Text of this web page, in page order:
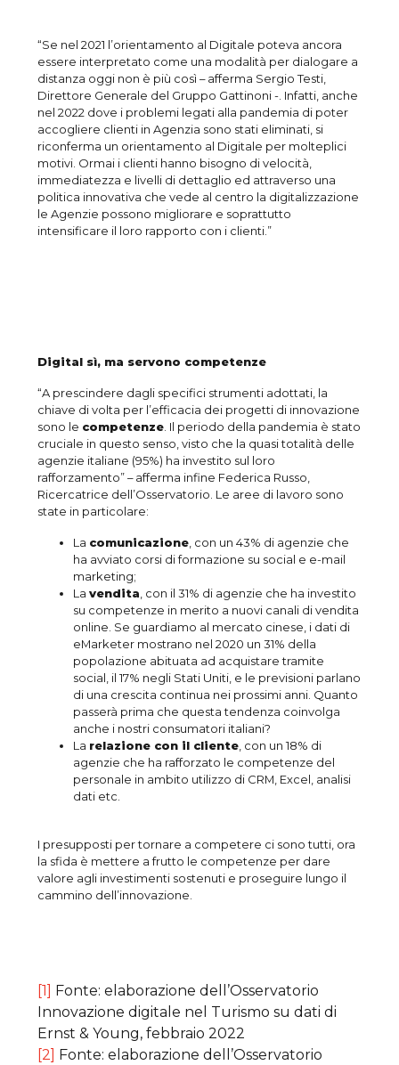
“Se nel 2021 l’orientamento al Digitale poteva ancora
essere interpretato come una modalità per dialogare a
distanza oggi non è più così – afferma Sergio Testi,
Direttore Generale del Gruppo Gattinoni -. Infatti, anche
nel 2022 dove i problemi legati alla pandemia di poter
accogliere clienti in Agenzia sono stati eliminati, si
riconferma un orientamento al Digitale per molteplici
motivi. Ormai i clienti hanno bisogno di velocità,
immediatezza e livelli di dettaglio ed attraverso una
politica innovativa che vede al centro la digitalizzazione
le Agenzie possono migliorare e soprattutto
intensificare il loro rapporto con i clienti.”
Digital sì, ma servono competenze
“A prescindere dagli specifici strumenti adottati, la
chiave di volta per l’efficacia dei progetti di innovazione
sono le competenze . Il periodo della pandemia è stato
cruciale in questo senso, visto che la quasi totalità delle
agenzie italiane (95%) ha investito sul loro
rafforzamento” – afferma infine Federica Russo,
Ricercatrice dell’Osservatorio. Le aree di lavoro sono
state in particolare:
La comunicazione , con un 43% di agenzie che
ha avviato corsi di formazione su social e e-mail
marketing;
Lavendita , con il 31% di agenzie che ha investito
su competenze in merito a nuovi canali di vendita
online. Se guardiamo al mercato cinese, i dati di
eMarketer mostrano nel 2020 un 31% della
popolazione abituata ad acquistare tramite
social, il 17% negli Stati Uniti, e le previsioni parlano
di una crescita continua nei prossimi anni. Quanto
passerà prima che questa tendenza coinvolga
anche i nostri consumatori italiani?
La relazione con il cliente , con un 18% di
agenzie che ha rafforzato le competenze del
personale in ambito utilizzo di CRM, Excel, analisi
dati etc.
I presupposti per tornare a competere ci sono tutti, ora
la sfida è mettere a frutto le competenze per dare
valore agli investimenti sostenuti e proseguire lungo il
cammino dell’innovazione.
[1] Fonte: elaborazione dell’Osservatorio
Innovazione digitale nel Turismo su dati di
Ernst & Young, febbraio 2022
[2] Fonte: elaborazione dell’Osservatorio